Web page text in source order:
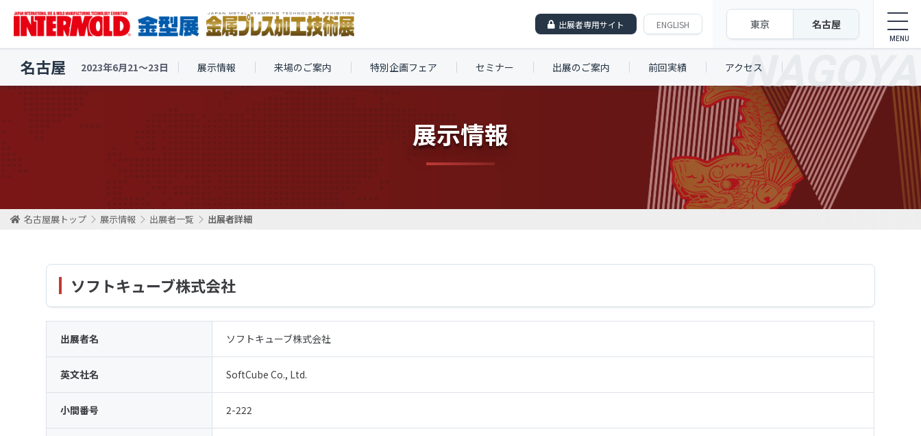
出展者専用サイト ENGLISH 東京 名古屋
名古屋 2023年6月21〜23日 展示情報 来場のご案内 特別企画フェア セミナー 出展のご案内 前回実績 アクセス
展示情報
名古屋展トップ 展示情報 出展者一覧 出展者詳細
ソフトキューブ株式会社
出展者名 ソフトキューブ株式会社
英文社名 SoftCube Co., Ltd.
小間番号 2-222